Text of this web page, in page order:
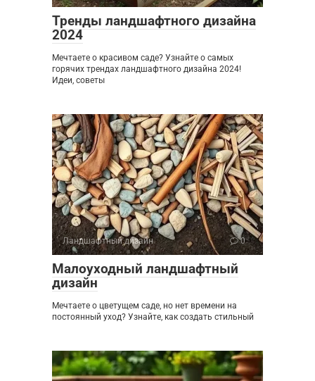
Тренды ландшафтного дизайна
2024
Мечтаете о красивом саде? Узнайте о самых
горячих трендах ландшафтного дизайна 2024!
Идеи, советы
Ландшафтный дизайн 0
Малоуходный ландшафтный
дизайн
Мечтаете о цветущем саде, но нет времени на
постоянный уход? Узнайте, как создать стильный